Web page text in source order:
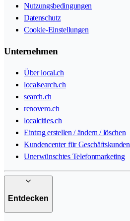
Nutzungsbedingungen
Datenschutz
Cookie-Einstellungen
Unternehmen
Über local.ch
localsearch.ch
search.ch
renovero.ch
localcities.ch
Eintrag erstellen / ändern / löschen
Kundencenter für Geschäftskunden
Unerwünschtes Telefonmarketing
Entdecken